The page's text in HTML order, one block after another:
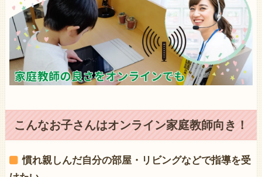
こんなお子さんはオンライン家庭教師向き！
慣れ親しんだ自分の部屋・リビングなどで指導を受